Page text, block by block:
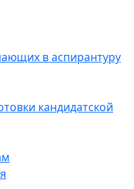
в аспирантуру
кандидатской